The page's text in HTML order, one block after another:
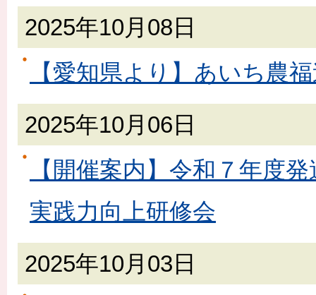
2025年10月08日
【愛知県より】あいち農
2025年10月06日
【開催案内】令和７年度
実践力向上研修会
2025年10月03日